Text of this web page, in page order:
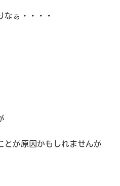
なぁ・・・・
とが原因かもしれませんが